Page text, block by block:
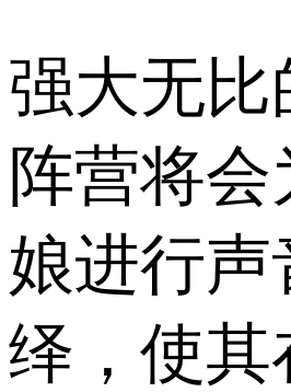
强大无比
阵营将会
娘进行声
绎，使其